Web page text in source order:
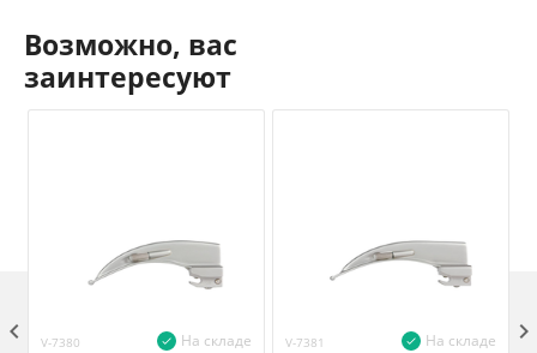
Возможно, вас
заинтересуют
V-7380 На складе V-7381 На складе
 